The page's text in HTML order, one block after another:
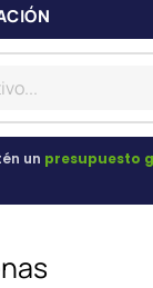
un presupuesto